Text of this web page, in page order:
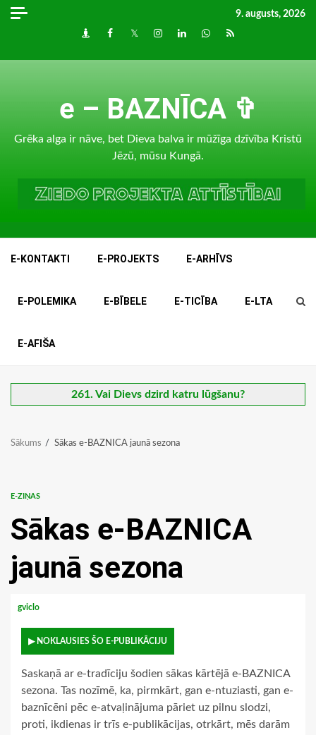
Skip
9. augusts, 2026
DraugiemFacebook
TwitterInstagram
LinkedInwhatsapp
RSS
e – BAZNĪCA ✞
Grēka alga ir nāve, bet Dieva balva ir mūžīga dzīvība Kristū
Jēzū, mūsu Kungā.
E-KONTAKTI E-PROJEKTS E-ARHĪVS
E-POLEMIKA E-BĪBELE E-TICĪBA E-LTA
E-AFIŠA
261. Vai Dievs dzird katru lūgšanu?
Sākums Sākas e-BAZNICA jaunā sezona
E-ZIŅAS
Sākas e-BAZNICA
jaunā sezona
gviclo
▶ NOKLAUSIES ŠO E-PUBLIKĀCIJU
Saskaņā ar e-tradīciju šodien sākas kārtējā e-BAZNICA
sezona. Tas nozīmē, ka, pirmkārt, gan e-ntuziasti, gan e-
baznīcēni pēc e-atvaļinājuma pāriet uz pilnu slodzi,
proti, ikdienas ir trīs e-publikācijas, otrkārt, mēs darām